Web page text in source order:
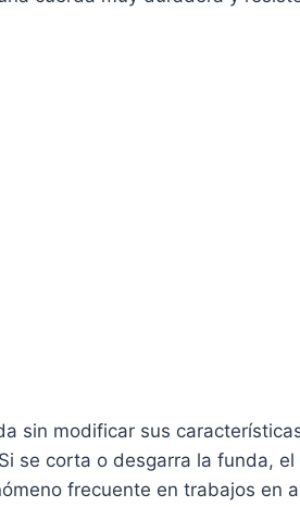
sin modificar sus
se corta o desgarra la funda,
frecuente en trabajos en